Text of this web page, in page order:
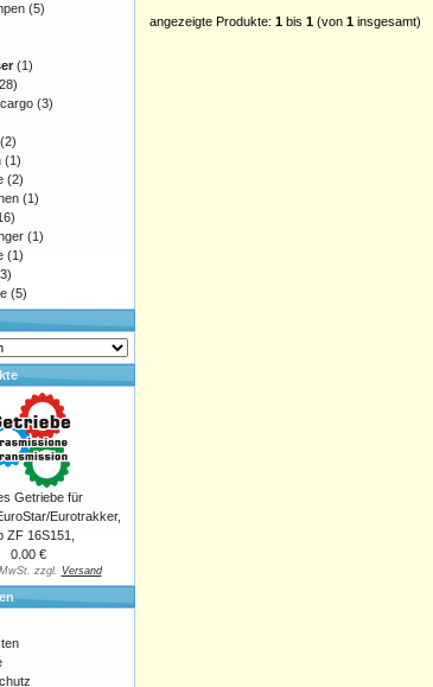
angezeigte Produkte: 1 bis 1 (von 1 insgesamt)
(5)
(1)
(3)
(2)
(1)
(2)
(1)
(1)
(1)
(5)
Getriebe für
Eurotrakker,
ZF 16S151,
0.00 €
zzgl. Versand